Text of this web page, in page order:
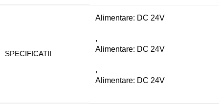
SPECIFICATII
Alimentare: DC 24V
,
Alimentare: DC 24V
,
Alimentare: DC 24V